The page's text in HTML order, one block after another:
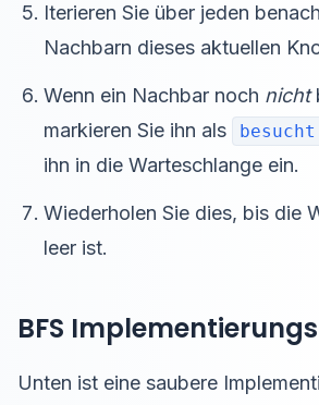
Iterieren Sie über jeden
Nachbarn dieses aktuellen
Wenn ein Nachbar noch nicht
markieren Sie ihn als
besucht
ihn in die Warteschlange ein.
Wiederholen Sie dies, bis die
leer ist.
BFS
Unten ist eine saubere